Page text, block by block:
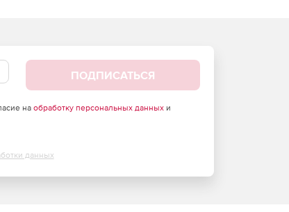
ПОДПИСАТЬСЯ
на обработку персональных данныхи
данных